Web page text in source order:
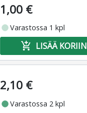
1,00 €
fiber_manual_recordVarastossa 1 kpl
add_shopping_cart LISÄÄ KORIIN
2,10 €
fiber_manual_recordVarastossa 2 kpl